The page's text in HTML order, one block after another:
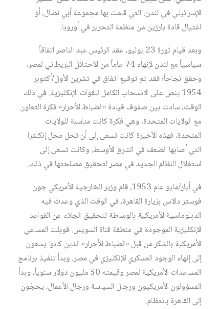
الإسرائيلي في لندن، التي قامت بها مجموعة أبي نضال، أو
اغتيال قادة بارزين من منظمة التحرير في أوروبا.
وبعد قيام ثورة 23 يوليو، عقد الرئيس عبد الناصر اتفاقاً
سياسياً مع لندن لإنهاء 74 عاماً من الاحتلال البريطاني لمصر،
وحقق نجاحاً؛ فقد تم توقيع اتفاق في تشرين الأول/أكتوبر
1954 ينص على الانسحاب الكامل للقوات الإنكليزية. في ذلك
الوقت، سادت بين صفوف قيادة «الضباط الأحرار» فكرة التعاون
مع الولايات المتحدة، وهي فكرة كانت مناسبة للولايات
المتحدة، فهذه الأخيرة كانت تسعى إلى أن تحل محل إنكلترا
التي أصابها الضعف في الشرق الأوسط، وكانت تسعى إلى
استغلال النظام الجديد في مصر لتحقيق مصلحتها في ذلك.
في أيار/مايو عام 1953، قام وزير الخارجية الأمريكي جون
فوستر دالاس بزيارة القاهرة، في الوقت الذي وعدت فيه
الدبلوماسية الأمريكية بالوساطة لتحقيق الجلاء عن القواعد
الإنكليزية الموجودة في منطقة قناة السويس. قوبلت المساعي
الأمريكية بالشكر من قبل «الضباط الأحرار» الذين كانوا يسعون
إلى إنهاء الوجود العسكري الإنكليزي في مصر. وبدأ تنفيذ برنامج
المساعدات الأمريكية لمصر وقيمته 50 مليون دولار سنوياً، وبدأ
المسؤولون الأمريكيون ورجال السياسة ورجال الأعمال، يحجّون
إلى القاهرة بانتظام.